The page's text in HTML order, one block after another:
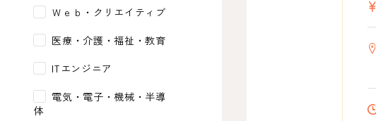
Ｗｅｂ・クリエイティブ
医療・介護・福祉・教育
ITエンジニア
電気・電子・機械・半導
体